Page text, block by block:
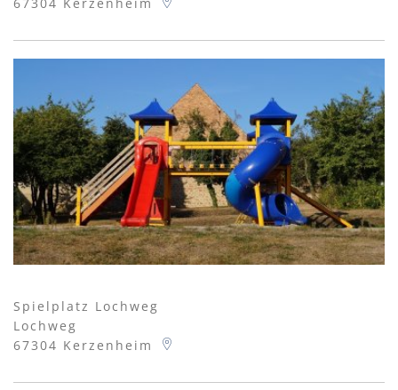
Spielplatz Lochweg
Lochweg
67304 Kerzenheim